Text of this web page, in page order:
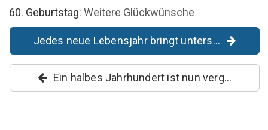
60. Geburtstag: Weitere Glückwünsche
Jedes neue Lebensjahr bringt unters...
Ein halbes Jahrhundert ist nun verg...